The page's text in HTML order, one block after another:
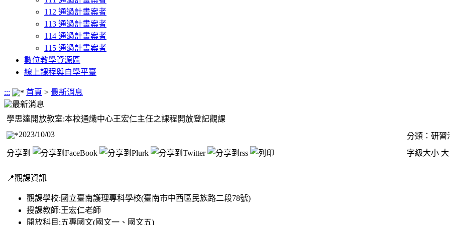
112 通過計畫案者
113 通過計畫案者
114 通過計畫案者
115 通過計畫案者
數位教學資源區
線上課程與自學平臺
::: 首頁 > 最新消息
最新消息
學思達開放教室:本校通識中心王宏仁主任之課程開放登記觀課
2023/10/03
分類：研習
分享到
字級大小 大
📍觀課資訊
觀課學校:國立臺南護理專科學校(臺南市中西區民族路二段78號)
授課教師:王宏仁老師
開放科目:五專國文(國文一、國文五)